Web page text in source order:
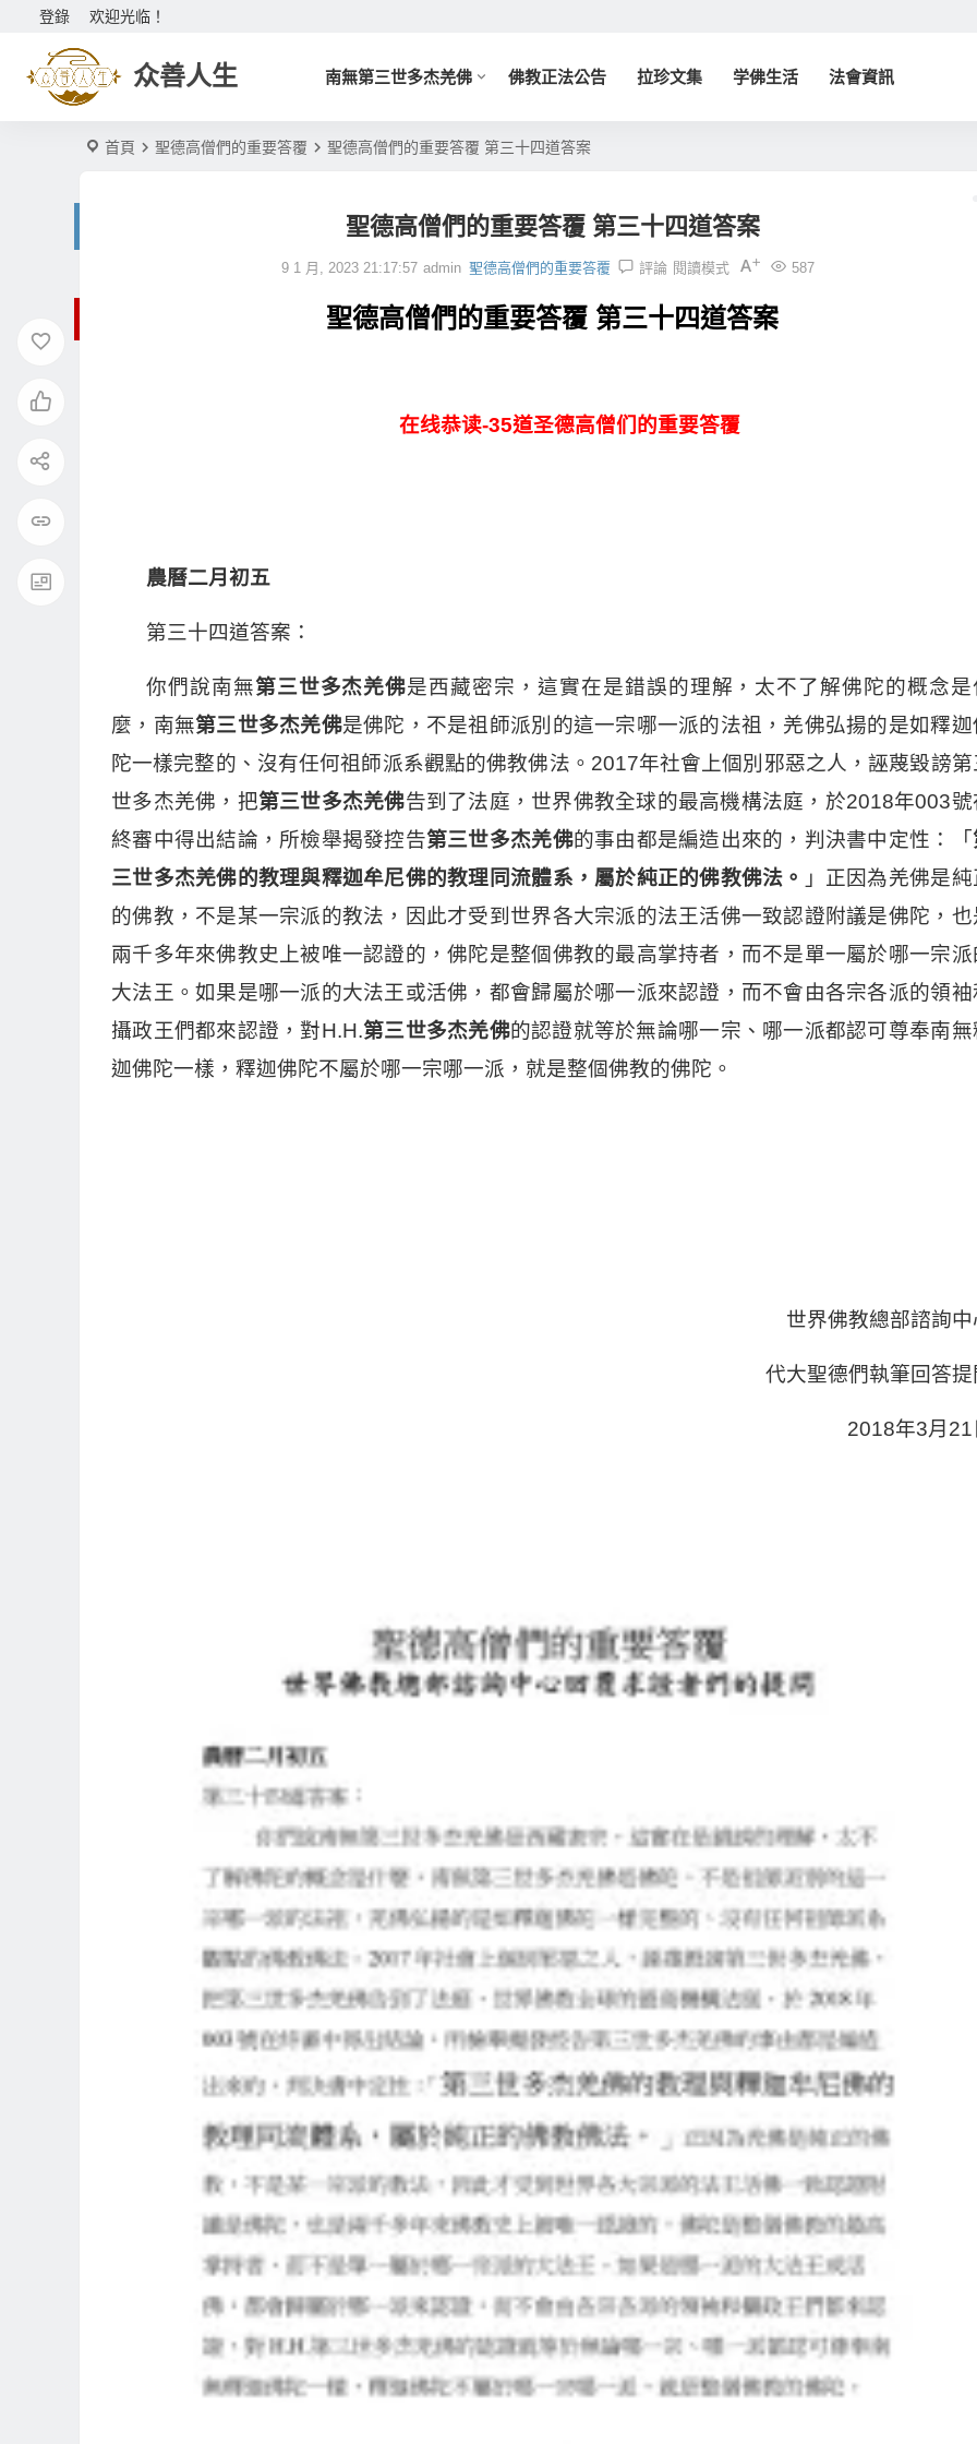
欢迎光临！
登錄
众善人生 南無第三世多杰羌佛 佛教正法公告 拉珍文集 学佛生活 法會資訊
首頁 聖德高僧們的重要答覆 聖德高僧們的重要答覆 第三十四道答案
聖德高僧們的重要答覆 第三十四道答案
9 1 月, 2023 21:17:57 admin 聖德高僧們的重要答覆 評論 587
閱讀模式
聖德高僧們的重要答覆 第三十四道答案
在线恭读-35道圣德高僧们的重要答覆
農曆二月初五
第三十四道答案：
你們說南無第三世多杰羌佛是西藏密宗，這實在是錯誤的理解，太不了解佛陀的概念是
麼，南無第三世多杰羌佛是佛陀，不是祖師派別的這一宗哪一派的法祖，羌佛弘揚的是如釋迦
陀一樣完整的、沒有任何祖師派系觀點的佛教佛法。2017年社會上個別邪惡之人，誣蔑毀謗第
世多杰羌佛，把第三世多杰羌佛告到了法庭，世界佛教全球的最高機構法庭，於2018年003號
終審中得出結論，所檢舉揭發控告第三世多杰羌佛的事由都是編造出來的，判決書中定性：「
三世多杰羌佛的教理與釋迦牟尼佛的教理同流體系，屬於純正的佛教佛法。 」正因為羌佛是純
的佛教，不是某一宗派的教法，因此才受到世界各大宗派的法王活佛一致認證附議是佛陀，也
兩千多年來佛教史上被唯一認證的，佛陀是整個佛教的最高掌持者，而不是單一屬於哪一宗派
大法王。如果是哪一派的大法王或活佛，都會歸屬於哪一派來認證，而不會由各宗各派的領袖
攝政王們都來認證，對H.H.第三世多杰羌佛的認證就等於無論哪一宗、哪一派都認可尊奉南無
迦佛陀一樣，釋迦佛陀不屬於哪一宗哪一派，就是整個佛教的佛陀。
世界佛教總部諮詢中
代大聖德們執筆回答提
2018年3月21